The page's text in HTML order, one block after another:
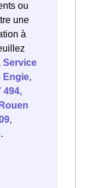
ou
une
à
Service
Engie,
494,
.